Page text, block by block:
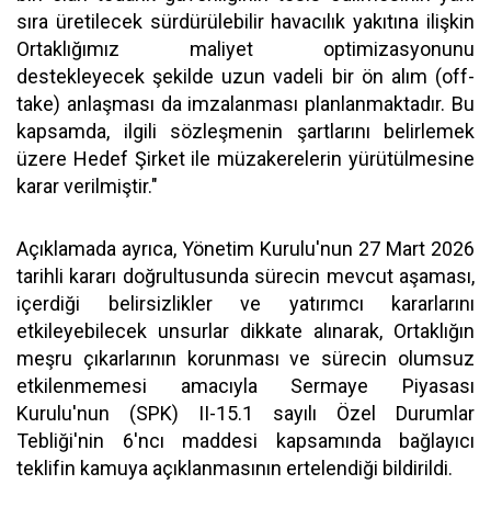
sıra üretilecek sürdürülebilir havacılık yakıtına ilişkin
Ortaklığımız maliyet optimizasyonunu
destekleyecek şekilde uzun vadeli bir ön alım (off-
take) anlaşması da imzalanması planlanmaktadır. Bu
kapsamda, ilgili sözleşmenin şartlarını belirlemek
üzere Hedef Şirket ile müzakerelerin yürütülmesine
karar verilmiştir."
Açıklamada ayrıca, Yönetim Kurulu'nun 27 Mart 2026
tarihli kararı doğrultusunda sürecin mevcut aşaması,
içerdiği belirsizlikler ve yatırımcı kararlarını
etkileyebilecek unsurlar dikkate alınarak, Ortaklığın
meşru çıkarlarının korunması ve sürecin olumsuz
etkilenmemesi amacıyla Sermaye Piyasası
Kurulu'nun (SPK) II-15.1 sayılı Özel Durumlar
Tebliği'nin 6'ncı maddesi kapsamında bağlayıcı
teklifin kamuya açıklanmasının ertelendiği bildirildi.